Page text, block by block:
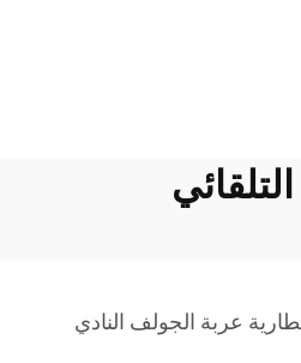
عربة الجولف النادي